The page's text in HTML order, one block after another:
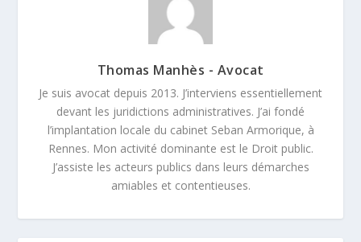
Thomas Manhès - Avocat
Je suis avocat depuis 2013. J’interviens essentiellement
devant les juridictions administratives. J’ai fondé
l’implantation locale du cabinet Seban Armorique, à
Rennes. Mon activité dominante est le Droit public.
J’assiste les acteurs publics dans leurs démarches
amiables et contentieuses.